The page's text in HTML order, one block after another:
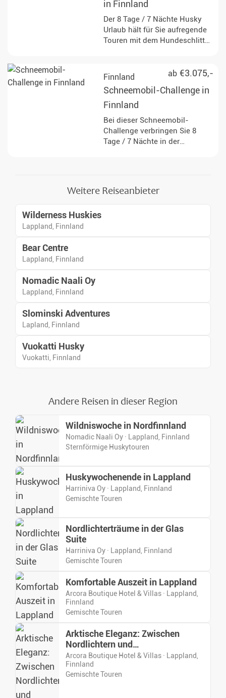
in Finnland
Der 8 Tage / 7 Nächte Husky
Urlaub hält für Sie aufregende
Touren mit dem Hundeschlitten
traumhafte Unterkünfte und
zugleich das einfache Leben im
hohen Norden.
ab €3.075,-
Finnland
Schneemobil-Challenge in
Finnland
Bei dieser Schneemobil-
Challenge verbringen Sie 8
Tage / 7 Nächte in der
reisen und Ihr eigenes
Weitere Reiseanbieter
Wilderness Huskies
Lappland, Finnland
Bear Centre
Lappland, Finnland
Nomadic Naali Oy
Lappland, Finnland
Slominski Adventures
Lapland, Finnland
Vuokatti Husky
Vuokatti, Finnland
Andere Reisen in dieser Region
Wildniswoche in Nordfinnland
Nomadic Naali Oy · Lappland, Finnland
Sternförmige Huskytouren
Huskywochenende in Lappland
Harriniva Oy · Lappland, Finnland
Gemischte Touren
Nordlichterträume in der Glas
Suite
Harriniva Oy · Lappland, Finnland
Gemischte Touren
Komfortable Auszeit in Lappland
Arcora Boutique Hotel & Villas · Lappland,
Finnland
Gemischte Touren
Arktische Eleganz: Zwischen
Nordlichtern und
Wintermomenten
Arcora Boutique Hotel & Villas · Lappland,
Finnland
Gemischte Touren